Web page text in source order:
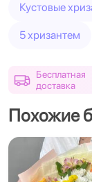
Кустовые
5 хризантем
Бесплатная
доставка
Похожие